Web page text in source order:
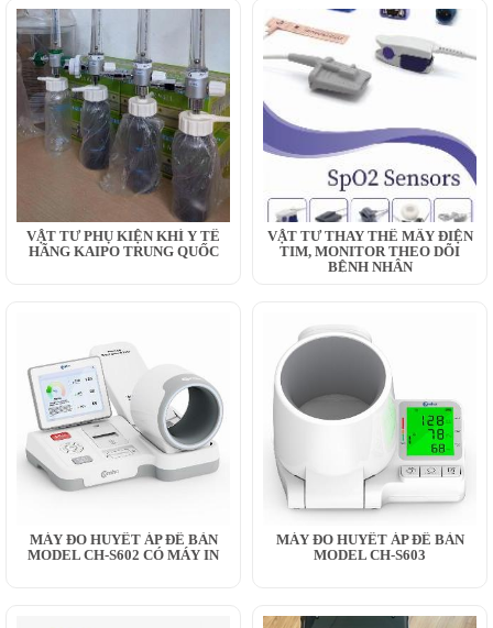
VẬT TƯ PHỤ KIỆN KHÍ Y TẾ
HÃNG KAIPO TRUNG QUỐC
VẬT TƯ THAY THẾ MÂY ĐIỆN
TIM, MONITOR THEO DÕI
BỆNH NHÂN
MÁY ĐO HUYẾT ÁP ĐỂ BÀN
MODEL CH-S602 CÓ MÁY IN
MÁY ĐO HUYẾT ÁP ĐỂ BÀN
MODEL CH-S603